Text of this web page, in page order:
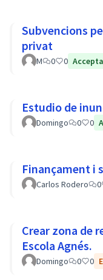
Subvencions
privat
M 0 0
Estudio de
Domingo 0 0
Finançament i
Carlos Rodero 0
Crear zona de
Escola Agnés.
Domingo 0 0